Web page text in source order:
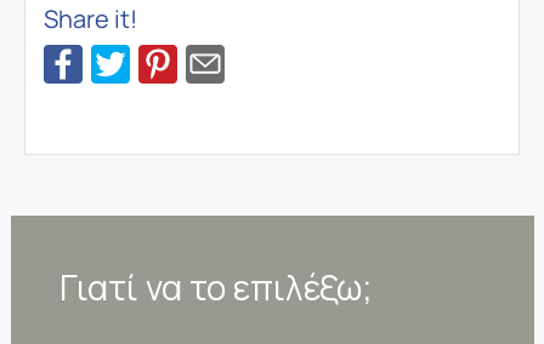
Share it!
Γιατί να το επιλέξω;